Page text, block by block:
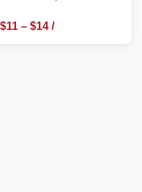
$11– $14/